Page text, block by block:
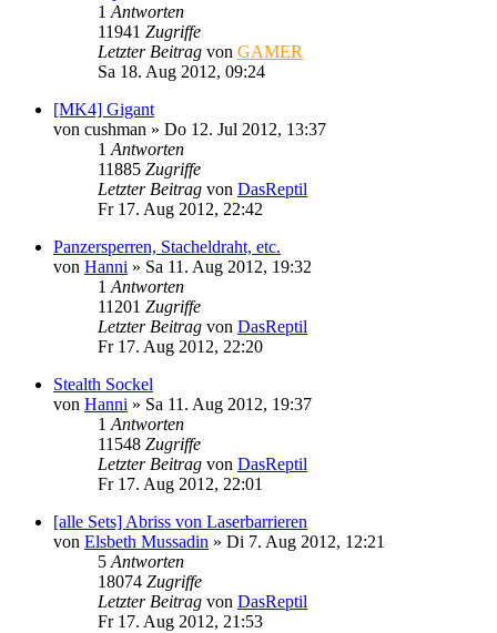
1 Antworten
11941 Zugriffe
Letzter Beitrag von GAMER
Sa 18. Aug 2012, 09:24
[MK4] Gigant
von cushman » Do 12. Jul 2012, 13:37
1 Antworten
11885 Zugriffe
Letzter Beitrag von DasReptil
Fr 17. Aug 2012, 22:42
Panzersperren, Stacheldraht, etc.
von Hanni » Sa 11. Aug 2012, 19:32
1 Antworten
11201 Zugriffe
Letzter Beitrag von DasReptil
Fr 17. Aug 2012, 22:20
Stealth Sockel
von Hanni » Sa 11. Aug 2012, 19:37
1 Antworten
11548 Zugriffe
Letzter Beitrag von DasReptil
Fr 17. Aug 2012, 22:01
[alle Sets] Abriss von Laserbarrieren
von Elsbeth Mussadin » Di 7. Aug 2012, 12:21
5 Antworten
18074 Zugriffe
Letzter Beitrag von DasReptil
Fr 17. Aug 2012, 21:53